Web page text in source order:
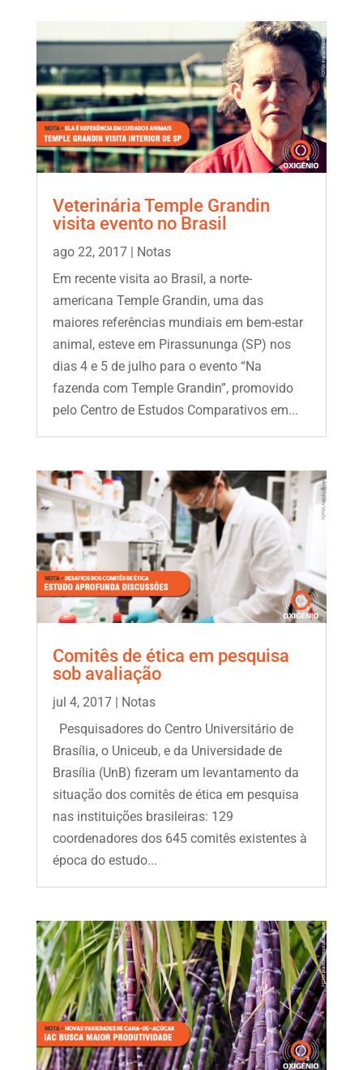
Veterinária Temple Grandin
visita evento no Brasil
ago 22, 2017|
Notas
Em recente visita ao Brasil, a norte-
americana Temple Grandin, uma das
maiores referências mundiais em bem-estar
animal, esteve em Pirassununga (SP) nos
dias 4 e 5 de julho para o evento “Na
fazenda com Temple Grandin”, promovido
pelo Centro de Estudos Comparativos em...
Comitês de ética em pesquisa
sob avaliação
jul 4, 2017| Notas
Pesquisadores do Centro Universitário de
Brasília, o Uniceub, e da Universidade de
Brasília (UnB) fizeram um levantamento da
situação dos comitês de ética em pesquisa
nas instituições brasileiras: 129
coordenadores dos 645 comitês existentes à
época do estudo...